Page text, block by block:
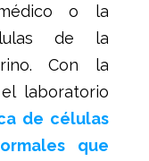
o la
de la
Con la
laboratorio
de células
que